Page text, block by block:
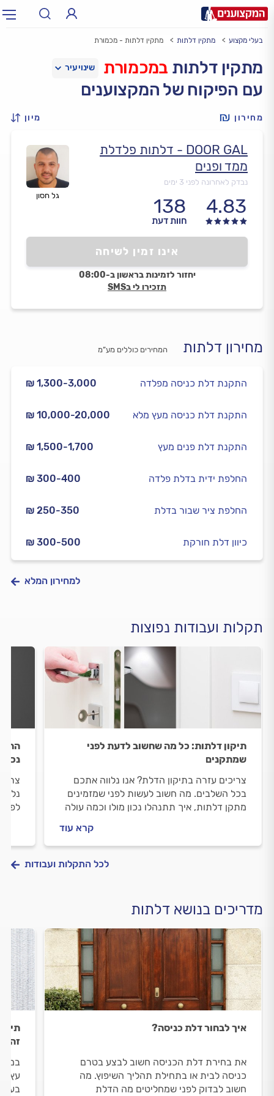
עירעיר: תל אביב, חיפה…
בעלי מקצוע מתקין דלתות מתקין דלתות - מכמורת
מתקין דלתות במכמורת
עם הפיקוח של המקצוענים
מחירון מיון
גל חסון
DOOR GAL - דלתות פלדלת
ממד ופנים
נבדק לאחרונה לפני 3 ימים
4.83
138
חוות דעת
אינו זמין לשיחה
יחזור לזמינות בראשון ב-08:00
תזכירו לי בSMS
מחירון דלתות המחירים כוללים מע”מ
₪ 1,300-3,000 התקנת דלת כניסה מפלדה
₪ 10,000-20,000 התקנת דלת כניסה מעץ מלא
₪ 1,500-1,700 התקנת דלת פנים מעץ
₪ 300-400 החלפת ידית בדלת פלדה
₪ 250-350 החלפת ציר שבור בדלת
₪ 300-500 כיוון דלת חורקת
למחירון המלא
תקלות ועבודות נפוצות
תיקון דלתות: כל מה שחשוב לדעת לפני
שמתקנים
צריכים עזרה בתיקון הדלת? אנו נלווה אתכם
בכל השלבים. מה חשוב לעשות לפני שמזמינים
מתקן דלתות, איך תתנהלו נכון מולו וכמה עולה
קרא עוד
לכל התקלות ועבודות
מדריכים בנושא דלתות
איך לבחור דלת כניסה?
את בחירת דלת הכניסה חשוב לבצע בטרם
כניסה לבית או בתחילת תהליך השיפוץ. מה
חשוב לבדוק לפני שמחליטים מה הדלת
זה?
עץ
בעץ